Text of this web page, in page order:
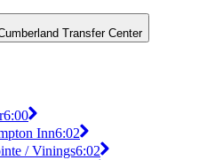
Transfer Center
6:00
Inn6:02
/ Vinings6:02